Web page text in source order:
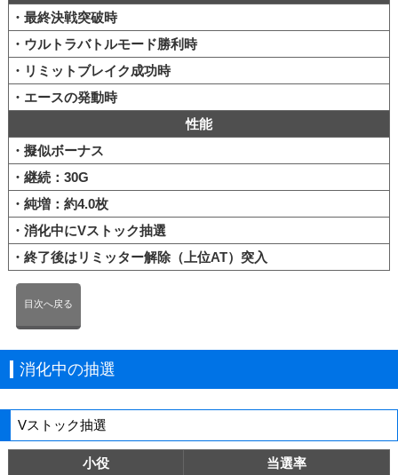
・最終決戦突破時
・ウルトラバトルモード勝利時
・リミットブレイク成功時
・エースの発動時
性能
・擬似ボーナス
・継続：30G
・純増：約4.0枚
・消化中にVストック抽選
・終了後はリミッター解除（上位AT）突入
目次へ戻る
消化中の抽選
Vストック抽選
小役
当選率